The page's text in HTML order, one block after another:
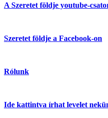
A Szeretet földje youtube-
Szeretet földje a Facebook-on
Rólunk
Ide kattintva írhat levelet